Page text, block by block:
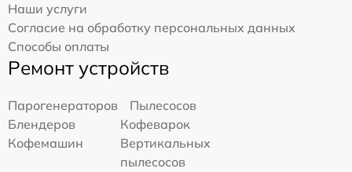
Наши услуги
Согласие на обработку персональных данных
Способы оплаты
Ремонт устройств
Парогенераторов
Пылесосов
Блендеров
Кофеварок
Кофемашин
Вертикальных
пылесосов